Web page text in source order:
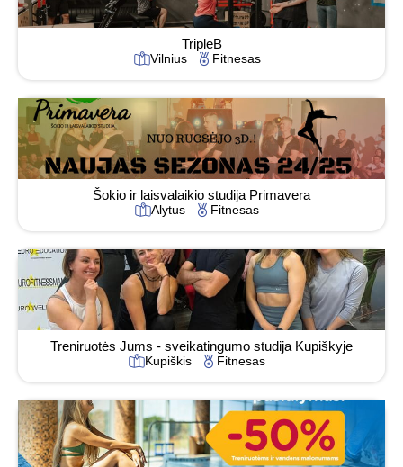
TripleB
Vilnius Fitnesas
Šokio ir laisvalaikio studija Primavera
Alytus Fitnesas
Treniruotės Jums - sveikatingumo studija Kupiškyje
Kupiškis Fitnesas